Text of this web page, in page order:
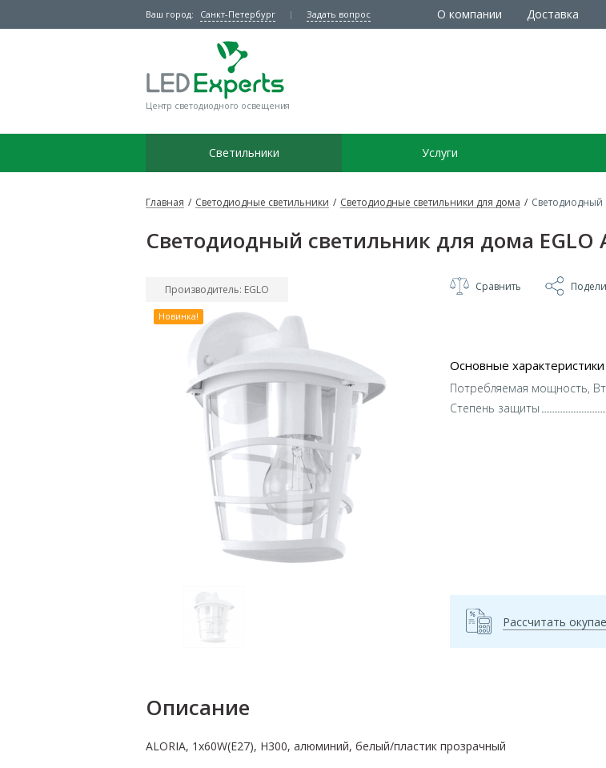
Ваш город: Санкт-Петербург Задать вопрос О компании Доставка
Центр светодиодного освещения
Светильники Услуги
Главная / Светодиодные светильники / Светодиодные светильники для дома / Светодиодный
Светодиодный светильник для дома EGLO
Производитель: EGLO
Новинка!
Сравнить
Основные характеристики
Потребляемая мощность, Вт
Степень защиты
Рассчитать
Описание
ALORIA, 1х60W(E27), H300, алюминий, белый/пластик прозрачный